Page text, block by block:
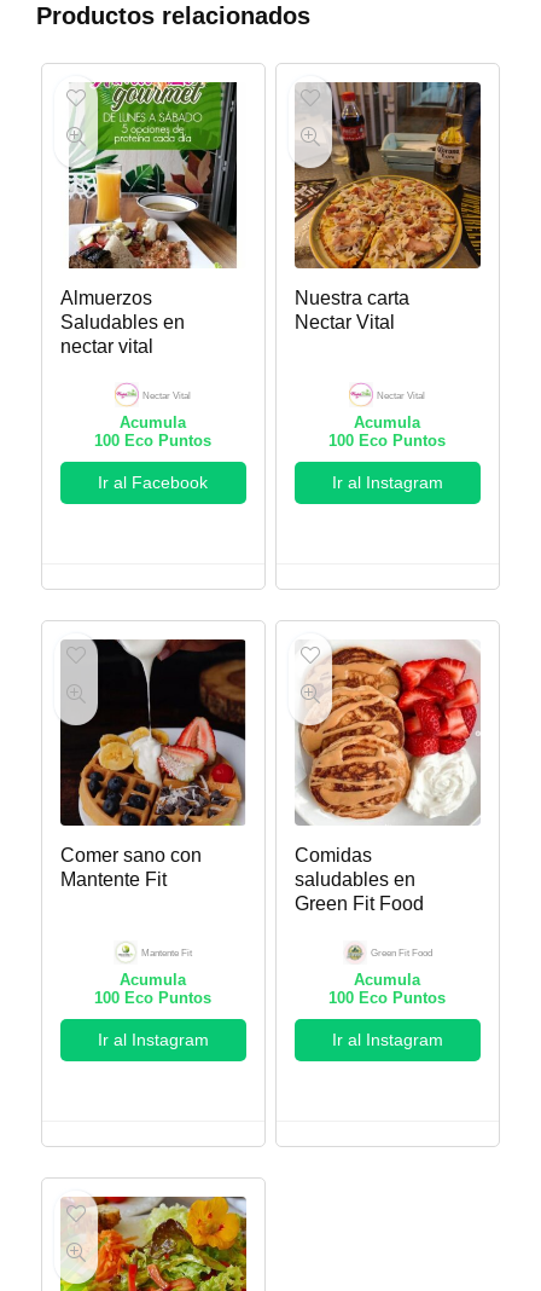
Productos relacionados
Almuerzos
Saludables en
nectar vital
Nectar Vital
Acumula
100 Eco Puntos
Ir al Facebook
Nuestra carta
Nectar Vital
Nectar Vital
Acumula
100 Eco Puntos
Ir al Instagram
Comer sano con
Mantente Fit
Mantente Fit
Acumula
100 Eco Puntos
Ir al Instagram
Comidas
saludables en
Green Fit Food
Green Fit Food
Acumula
100 Eco Puntos
Ir al Instagram